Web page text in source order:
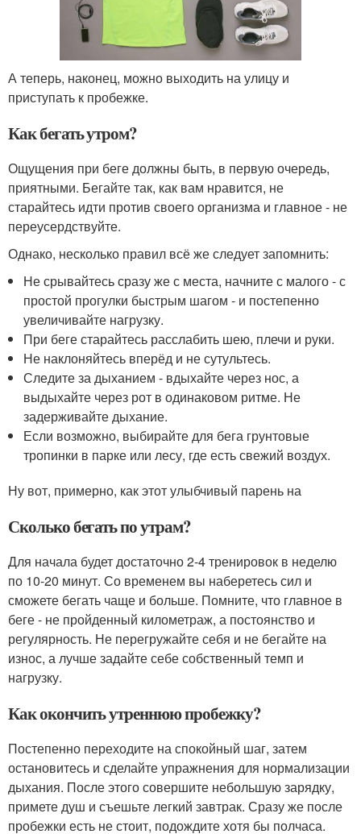
А теперь, наконец, можно выходить на улицу и
приступать к пробежке.
Как бегать утром?
Ощущения при беге должны быть, в первую очередь,
приятными. Бегайте так, как вам нравится, не
старайтесь идти против своего организма и главное - не
переусердствуйте.
Однако, несколько правил всё же следует запомнить:
Не срывайтесь сразу же с места, начните с малого - с
простой прогулки быстрым шагом - и постепенно
увеличивайте нагрузку.
При беге старайтесь расслабить шею, плечи и руки.
Не наклоняйтесь вперёд и не сутультесь.
Следите за дыханием - вдыхайте через нос, а
выдыхайте через рот в одинаковом ритме. Не
задерживайте дыхание.
Если возможно, выбирайте для бега грунтовые
тропинки в парке или лесу, где есть свежий воздух.
Ну вот, примерно, как этот улыбчивый парень на
Сколько бегать по утрам?
Для начала будет достаточно 2-4 тренировок в неделю
по 10-20 минут. Со временем вы наберетесь сил и
сможете бегать чаще и больше. Помните, что главное в
беге - не пройденный километраж, а постоянство и
регулярность. Не перегружайте себя и не бегайте на
износ, а лучше задайте себе собственный темп и
нагрузку.
Как окончить утреннюю пробежку?
Постепенно переходите на спокойный шаг, затем
остановитесь и сделайте упражнения для нормализации
дыхания. После этого совершите небольшую зарядку,
примете душ и съешьте легкий завтрак. Сразу же после
пробежки есть не стоит, подождите хотя бы полчаса.